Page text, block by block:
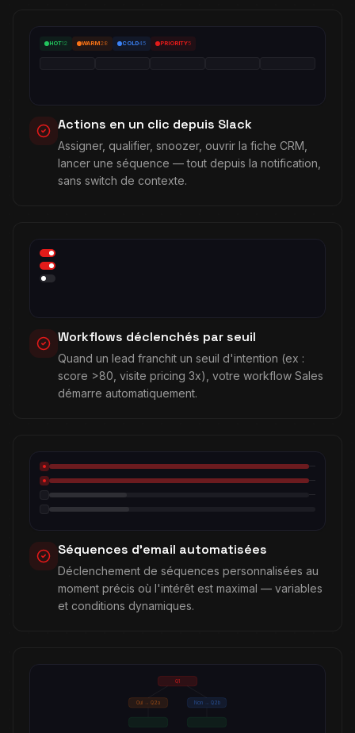
HOT12 WARM28 COLD45 PRIORITY5
Actions en un clic depuis Slack
Assigner, qualifier, snoozer, ouvrir la fiche CRM,
lancer une séquence — tout depuis la notification,
sans switch de contexte.
Workflows déclenchés par seuil
Quand un lead franchit un seuil d'intention (ex :
score >80, visite pricing 3x), votre workflow Sales
démarre automatiquement.
Séquences d'email automatisées
Déclenchement de séquences personnalisées au
moment précis où l'intérêt est maximal — variables
et conditions dynamiques.
Q1
Oui → Q2a Non → Q2b